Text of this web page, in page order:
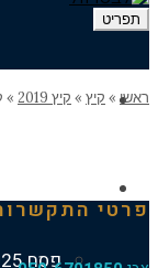
דף הבית
החופשות
פסח 2025
»קיץ 2019 » קניונינג-